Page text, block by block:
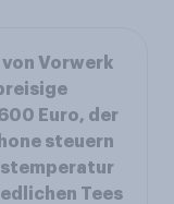
von Vorwerk
Euro, der
steuern
Tees